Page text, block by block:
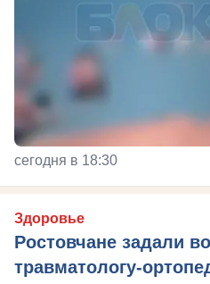
сегодня в 18:30
Здоровье
Ростовчане задали
травматологу-